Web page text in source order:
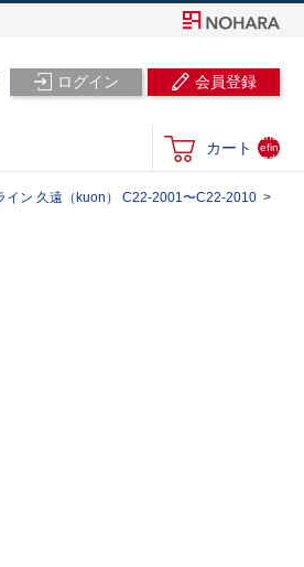
ログイン 会員登録
カート
und
efin
ed
イン 久遠（kuon） C22-2001〜C22-2010